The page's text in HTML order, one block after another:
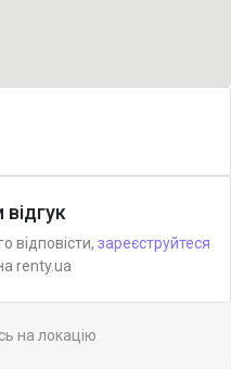
відповісти, зареєструйтеся
renty.ua
на локацію